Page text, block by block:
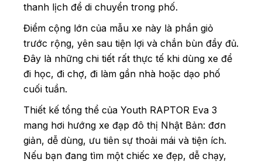
thanh lịch để di chuyển trong phố.
Điểm cộng lớn của mẫu xe này là phần giỏ
trước rộng, yên sau tiện lợi và chắn bùn đầy đủ.
Đây là những chi tiết rất thực tế khi dùng xe để
đi học, đi chợ, đi làm gần nhà hoặc dạo phố
cuối tuần.
Thiết kế tổng thể của Youth RAPTOR Eva 3
mang hơi hướng xe đạp đô thị Nhật Bản: đơn
giản, dễ dùng, ưu tiên sự thoải mái và tiện ích.
Nếu bạn đang tìm một chiếc xe đẹp, dễ chạy,